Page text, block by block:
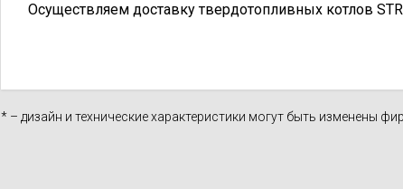
Осуществляем доставку твердотопливных котлов
* – дизайн и технические характеристики могут быть изменены